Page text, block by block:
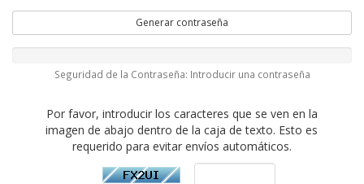
Generar contraseña
Seguridad de la Contraseña: Introducir una contraseña
Por favor, introducir los caracteres que se ven en la
imagen de abajo dentro de la caja de texto. Esto es
requerido para evitar envíos automáticos.